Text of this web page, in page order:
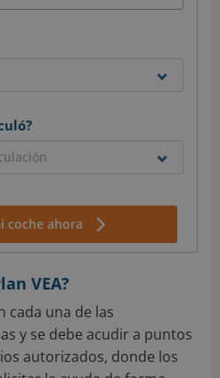
coche ahora
VEA?
cada una de las
y se debe acudir a puntos
autorizados, donde los